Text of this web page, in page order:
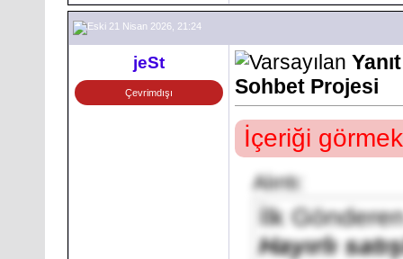
21 Nisan 2026, 21:24
jeSt
Çevrimdışı
Sohbet Projesi
İçeriği
Alıntı:
İlk
Hayırlı